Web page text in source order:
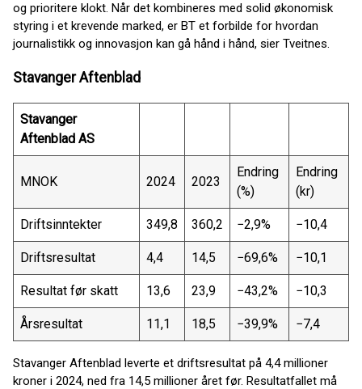
og prioritere klokt. Når det kombineres med solid økonomisk
styring i et krevende marked, er BT et forbilde for hvordan
journalistikk og innovasjon kan gå hånd i hånd, sier Tveitnes.
Stavanger Aftenblad
Stavanger
Aftenblad AS
MNOK 2024 2023
Endring
(%)
Endring
(kr)
Driftsinntekter 349,8 360,2 −2,9% −10,4
Driftsresultat 4,4 14,5 −69,6% −10,1
Resultat før skatt 13,6 23,9 −43,2% −10,3
Årsresultat 11,1 18,5 −39,9% −7,4
Stavanger Aftenblad leverte et driftsresultat på 4,4 millioner
kroner i 2024, ned fra 14,5 millioner året før. Resultatfallet må